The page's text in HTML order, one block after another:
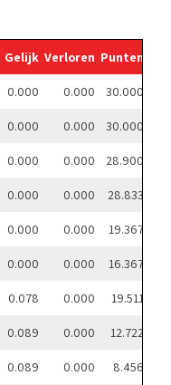
Gelijk Verloren Punten
0.000 0.000 30.000
0.000 0.000 30.000
0.000 0.000 28.900
0.000 0.000 28.833
0.000 0.000 19.367
0.000 0.000 16.367
0.078 0.000 19.511
0.089 0.000 12.722
0.089 0.000 8.456